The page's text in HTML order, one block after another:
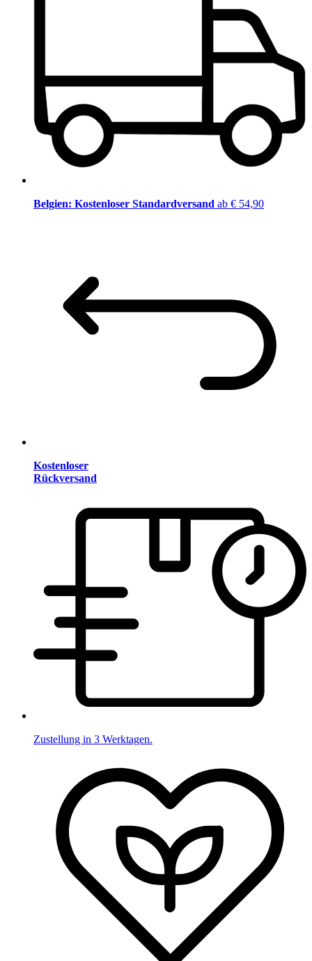
Belgien: Kostenloser Standardversand ab € 54,90
Kostenloser
Rückversand
Zustellung in 3 Werktagen.